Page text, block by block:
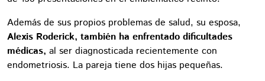
Además de sus propios problemas de salud, su esposa,
Alexis Roderick, también ha enfrentado dificultades
médicas, al ser diagnosticada recientemente con
endometriosis. La pareja tiene dos hijas pequeñas.